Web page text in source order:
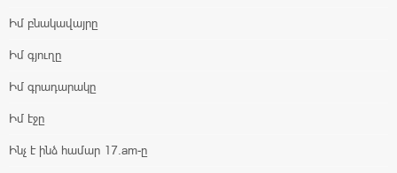
Իմ բնակավայրը
Իմ գյուղը
Իմ գրադարակը
Իմ էջը
Ինչ է ինձ համար 17.am-ը